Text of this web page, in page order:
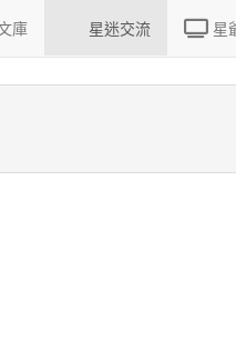
庫 星迷交流 星